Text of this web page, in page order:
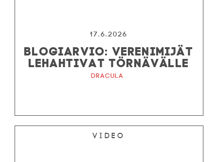
17.6.2026
BLOGIARVIO: VERENIMIJÄT
LEHAHTIVAT TÖRNÄVÄLLE
Dracula
Video